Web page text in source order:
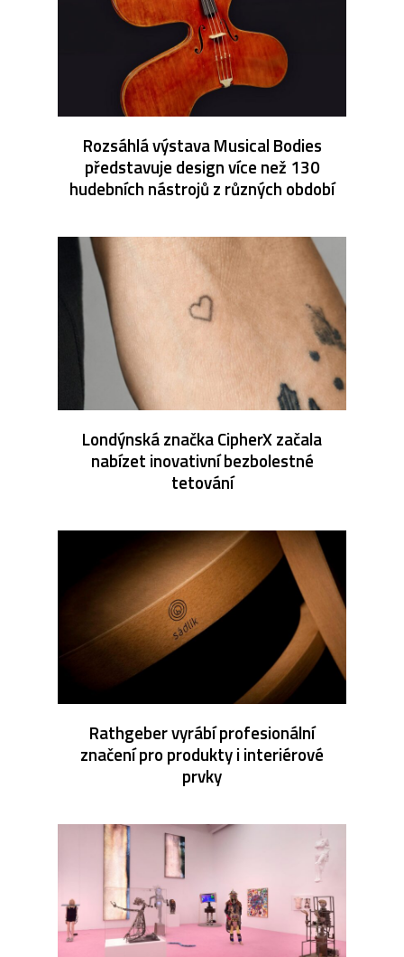
Rozsáhlá výstava Musical Bodies
představuje design více než 130
hudebních nástrojů z různých období
Londýnská značka CipherX začala
nabízet inovativní bezbolestné
tetování
Rathgeber vyrábí profesionální
značení pro produkty i interiérové
prvky